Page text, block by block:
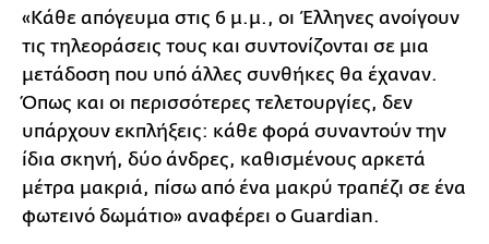
«Κάθε απόγευμα στις 6 μ.μ., οι Έλληνες ανοίγουν
τις τηλεοράσεις τους και συντονίζονται σε μια
μετάδοση που υπό άλλες συνθήκες θα έχαναν.
Όπως και οι περισσότερες τελετουργίες, δεν
υπάρχουν εκπλήξεις: κάθε φορά συναντούν την
ίδια σκηνή, δύο άνδρες, καθισμένους αρκετά
μέτρα μακριά, πίσω από ένα μακρύ τραπέζι σε ένα
φωτεινό δωμάτιο» αναφέρει ο Guardian.